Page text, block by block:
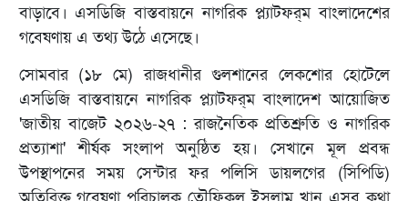
বাড়াবে। এসডিজি বাস্তবায়নে নাগরিক প্ল্যাটফর্‌ম বাংলাদেশের
গবেষণায় এ তথ্য উঠে এসেছে।
সোমবার (১৮ মে) রাজধানীর গুলশানের লেকশোর হোটেলে
এসডিজি বাস্তবায়নে নাগরিক প্ল্যাটফর্‌ম বাংলাদেশ আয়োজিত
'জাতীয় বাজেট ২০২৬-২৭ : রাজনৈতিক প্রতিশ্রুতি ও নাগরিক
প্রত্যাশা' শীর্ষক সংলাপ অনুষ্ঠিত হয়। সেখানে মূল প্রবন্ধ
উপস্থাপনের সময় সেন্টার ফর পলিসি ডায়লগের (সিপিডি)